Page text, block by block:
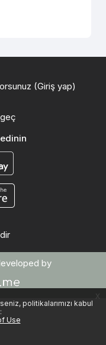
politikalarımızı kabul
Use
x
(Giriş yap)
by